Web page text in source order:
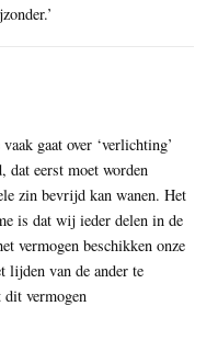
gaat over ‘verlichting’
dat eerst moet worden
zin bevrijd kan wanen. Het
is dat wij ieder delen in de
vermogen beschikken onze
lijden van de ander te
vermogen